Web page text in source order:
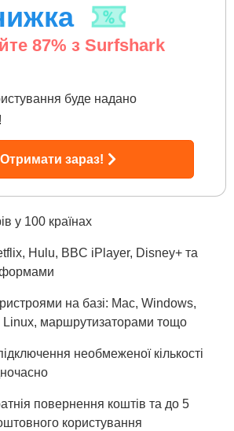
87% з Surfshark
буде надано
Отримати зараз!
у 100 країнах
Hulu, BBC iPlayer, Disney+ та
на базі: Mac, Windows,
Linux, маршрутизаторами тощо
необмеженої кількості
повернення коштів та до 5
користування